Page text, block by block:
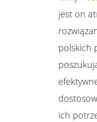
jest on
polskich
ich